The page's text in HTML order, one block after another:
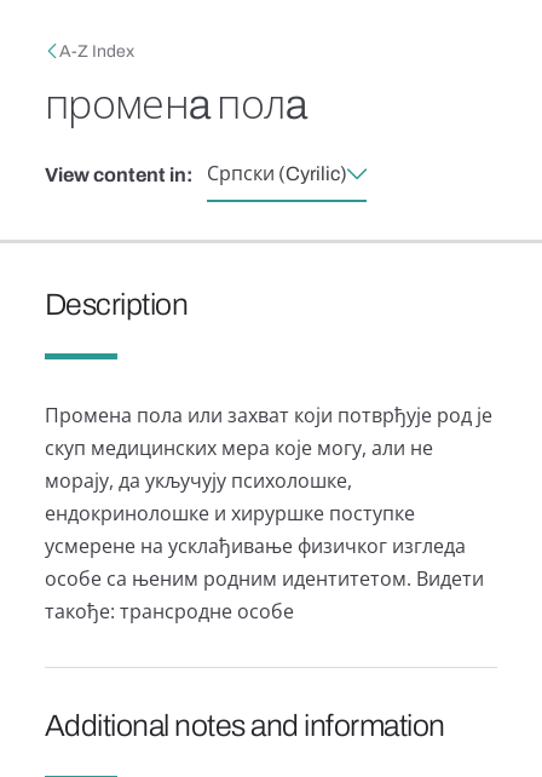
Breadcrumb
A-Z Index
променa полa
View content in: Српски (Cyrilic)
Description
Промена пола или захват који потврђује род је
скуп медицинских мера које могу, али не
морају, да укључују психолошке,
ендокринолошке и хируршке поступке
усмерене на усклађивање физичког изгледа
особе са њеним родним идентитетом. Видети
такође: трансродне особе
Additional notes and information